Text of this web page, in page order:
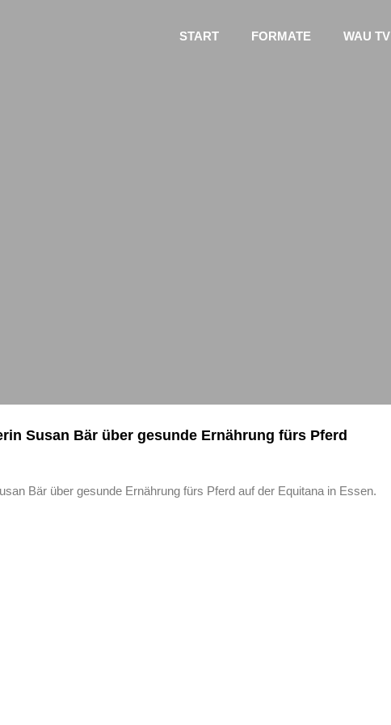
START FORMATE WAU TV
Susan Bär über gesunde Ernährung fürs Pferd
Bär über gesunde Ernährung fürs Pferd auf der Equitana in Essen.